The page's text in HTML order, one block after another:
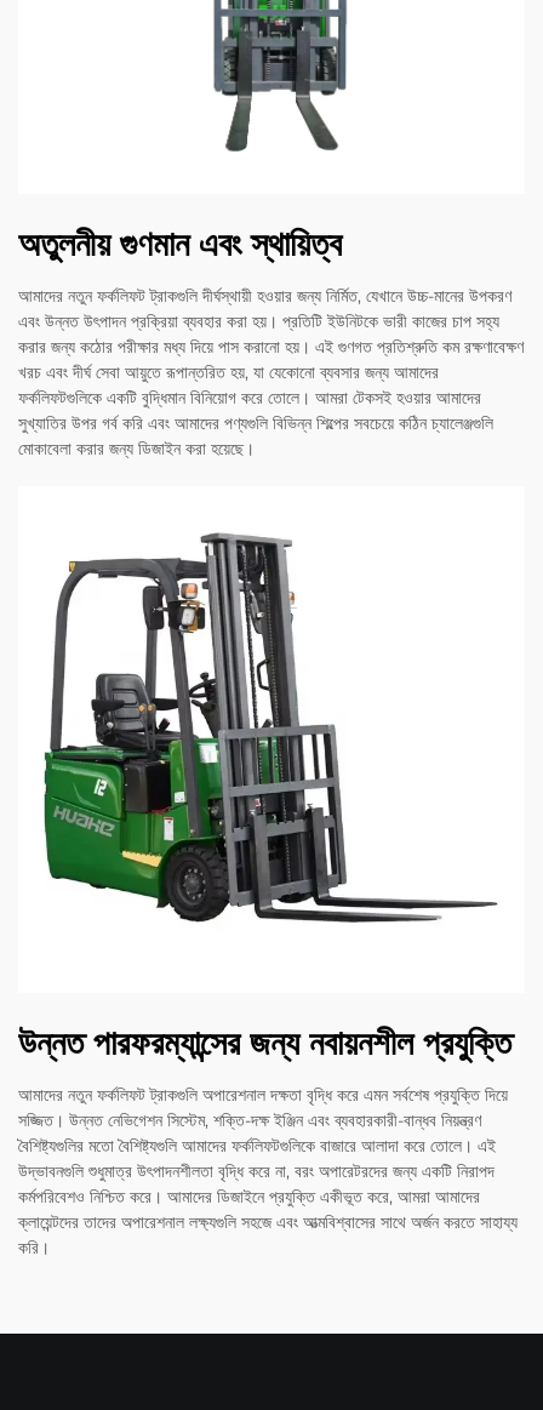
অতুলনীয় গুণমান এবং স্থায়িত্ব
আমাদের নতুন ফর্কলিফট ট্রাকগুলি দীর্ঘস্থায়ী হওয়ার জন্য নির্মিত, যেখানে উচ্চ-মানের উপকরণ
এবং উন্নত উৎপাদন প্রক্রিয়া ব্যবহার করা হয়। প্রতিটি ইউনিটকে ভারী কাজের চাপ সহ্য
করার জন্য কঠোর পরীক্ষার মধ্য দিয়ে পাস করানো হয়। এই গুণগত প্রতিশ্রুতি কম রক্ষণাবেক্ষণ
খরচ এবং দীর্ঘ সেবা আয়ুতে রূপান্তরিত হয়, যা যেকোনো ব্যবসার জন্য আমাদের
ফর্কলিফটগুলিকে একটি বুদ্ধিমান বিনিয়োগ করে তোলে। আমরা টেকসই হওয়ার আমাদের
সুখ্যাতির উপর গর্ব করি এবং আমাদের পণ্যগুলি বিভিন্ন শিল্পের সবচেয়ে কঠিন চ্যালেঞ্জগুলি
মোকাবেলা করার জন্য ডিজাইন করা হয়েছে।
উন্নত পারফরম্যান্সের জন্য নবায়নশীল প্রযুক্তি
আমাদের নতুন ফর্কলিফট ট্রাকগুলি অপারেশনাল দক্ষতা বৃদ্ধি করে এমন সর্বশেষ প্রযুক্তি দিয়ে
সজ্জিত। উন্নত নেভিগেশন সিস্টেম, শক্তি-দক্ষ ইঞ্জিন এবং ব্যবহারকারী-বান্ধব নিয়ন্ত্রণ
বৈশিষ্ট্যগুলির মতো বৈশিষ্ট্যগুলি আমাদের ফর্কলিফটগুলিকে বাজারে আলাদা করে তোলে। এই
উদ্ভাবনগুলি শুধুমাত্র উৎপাদনশীলতা বৃদ্ধি করে না, বরং অপারেটরদের জন্য একটি নিরাপদ
কর্মপরিবেশও নিশ্চিত করে। আমাদের ডিজাইনে প্রযুক্তি একীভূত করে, আমরা আমাদের
ক্লায়েন্টদের তাদের অপারেশনাল লক্ষ্যগুলি সহজে এবং আত্মবিশ্বাসের সাথে অর্জন করতে সাহায্য
করি।